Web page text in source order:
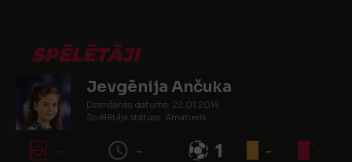
SPĒLĒTĀJI
Jevgēnija Ančuka
Dzimšanas datums: 22.01.2014.
Spēlētāja statuss: Amatieris
- - 1 - -